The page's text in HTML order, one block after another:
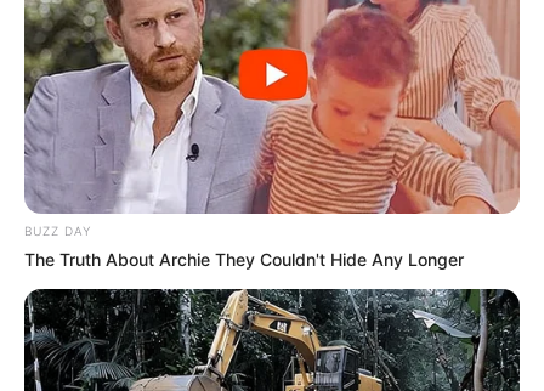
BUZZ DAY
The Truth About Archie They Couldn't Hide Any Longer